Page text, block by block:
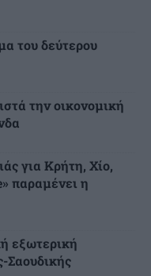
του δεύτερου
την οικονομική
για Κρήτη, Χίο,
παραμένει η
εξωτερική
Σαουδικής